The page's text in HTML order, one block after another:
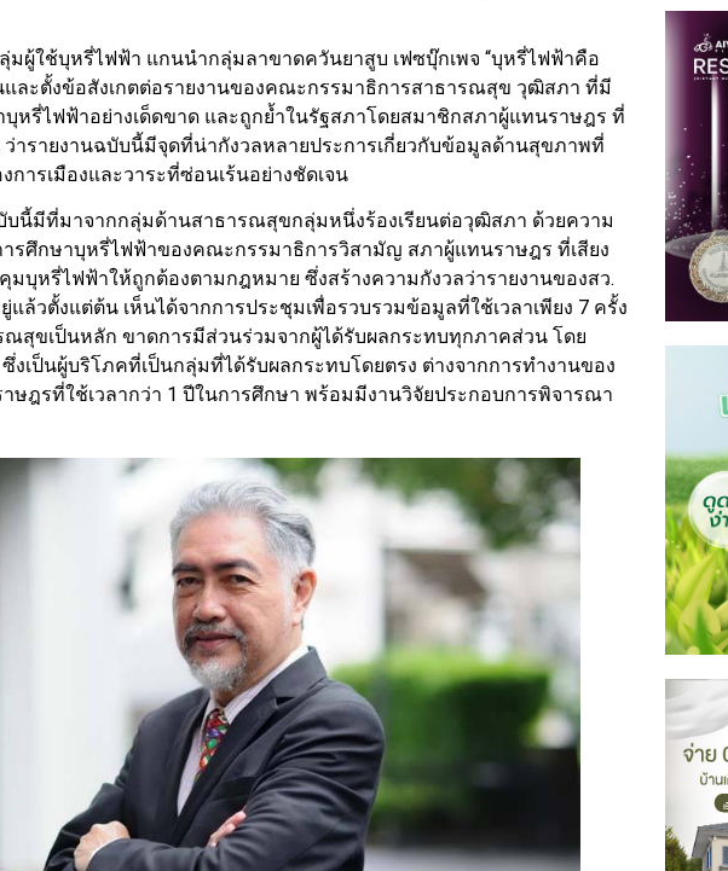
ผู้ใช้บุหรี่ไฟฟ้า แกนนำกลุ่มลาขาดควันยาสูบ เฟซบุ๊กเพจ “บุหรี่ไฟฟ้าคือ
และตั้งข้อสังเกตต่อรายงานของคณะกรรมาธิการสาธารณสุข วุฒิสภา ที่มี
หรี่ไฟฟ้าอย่างเด็ดขาด และถูกย้ำในรัฐสภาโดยสมาชิกสภาผู้แทนราษฎร ที่
ว่ารายงานฉบับนี้มีจุดที่น่ากังวลหลายประการเกี่ยวกับข้อมูลด้านสุขภาพที่
ารเมืองและวาระที่ซ่อนเร้นอย่างชัดเจน
บนี้มีที่มาจากกลุ่มด้านสาธารณสุขกลุ่มหนึ่งร้องเรียนต่อวุฒิสภา ด้วยความ
รศึกษาบุหรี่ไฟฟ้าของคณะกรรมาธิการวิสามัญ สภาผู้แทนราษฎร ที่เสียง
บุหรี่ไฟฟ้าให้ถูกต้องตามกฎหมาย ซึ่งสร้างความกังวลว่ารายงานของสว.
ล้วตั้งแต่ต้น เห็นได้จากการประชุมเพื่อรวบรวมข้อมูลที่ใช้เวลาเพียง 7 ครั้ง
ณสุขเป็นหลัก ขาดการมีส่วนร่วมจากผู้ได้รับผลกระทบทุกภาคส่วน โดย
งเป็นผู้บริโภคที่เป็นกลุ่มที่ได้รับผลกระทบโดยตรง ต่างจากการทำงานของ
ฎรที่ใช้เวลากว่า 1 ปีในการศึกษา พร้อมมีงานวิจัยประกอบการพิจารณา